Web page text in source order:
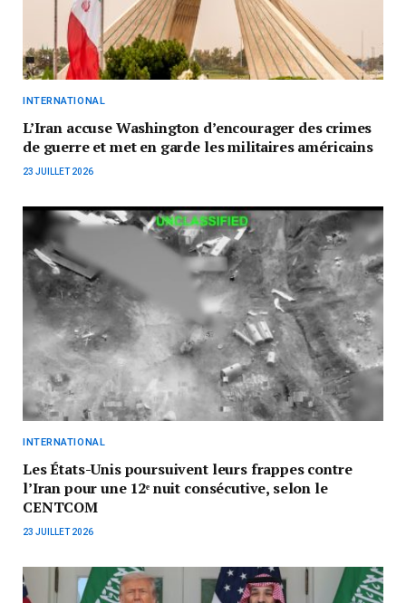
INTERNATIONAL
L’Iran accuse Washington d’encourager des crimes
de guerre et met en garde les militaires américains
23 JUILLET 2026
INTERNATIONAL
Les États-Unis poursuivent leurs frappes contre
l’Iran pour une 12ᵉ nuit consécutive, selon le
CENTCOM
23 JUILLET 2026